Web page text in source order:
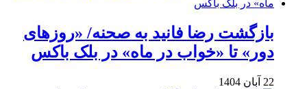
بازگشت رضا فانید به صحنه/ «روزهای
دور» تا «خواب در ماه» در بلک باکس
22 آبان 1404